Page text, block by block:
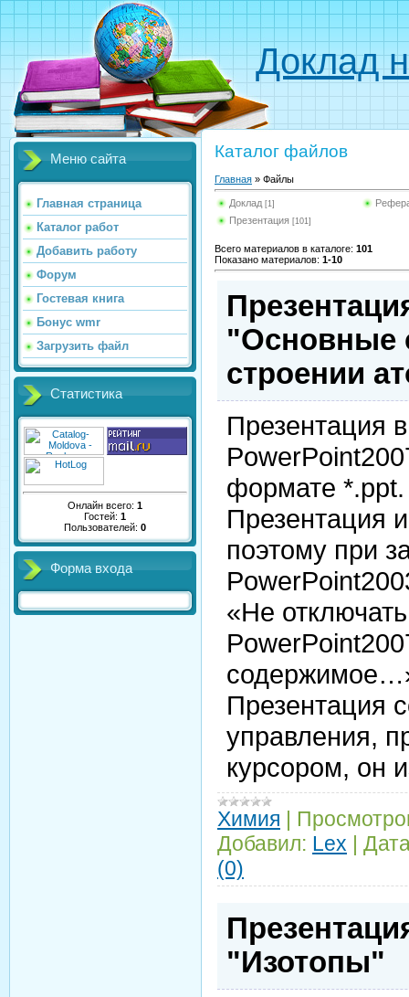
Доклад
Меню сайта
Главная страница
Каталог работ
Добавить работу
Форум
Гостевая книга
Бонус wmr
Загрузить файл
Статистика
Онлайн всего: 1
Гостей: 1
Пользователей: 0
Форма входа
Каталог файлов
Главная » Файлы
Доклад [1]
Презентация [101]
Всего материалов в каталоге: 101
Показано материалов: 1-10
"Основные
строении
Презентация
формате *.ppt.
Презентация
поэтому при
«Не
Презентация
управления,
курсором, он
Химия |
Добавил: Lex |
(0)
"Изотопы"